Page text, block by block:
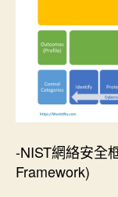
-NIST網絡安全
Framework)